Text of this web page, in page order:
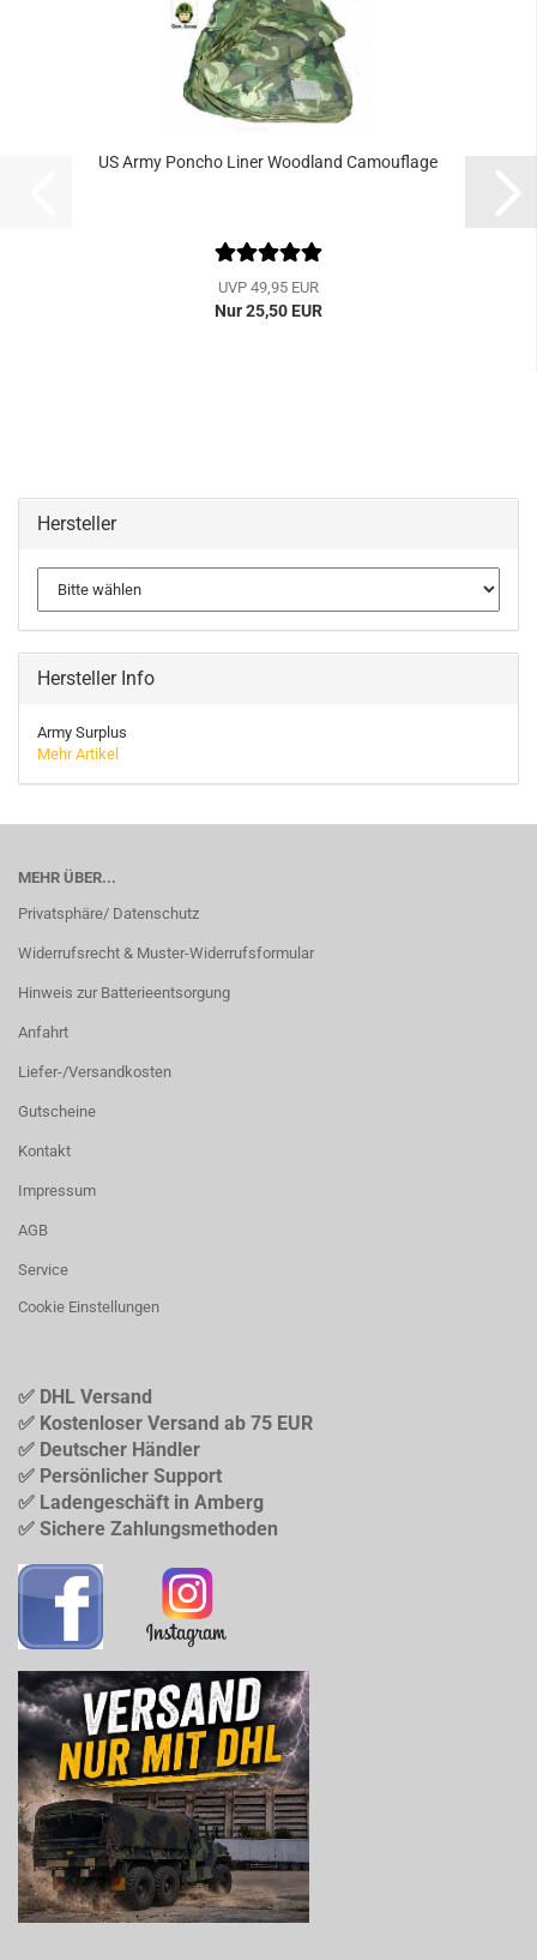
US Army Poncho Liner Woodland Camouflage
UVP 49,95 EUR
Nur 25,50 EUR
Hersteller
Hersteller Info
Army Surplus
Mehr Artikel
MEHR ÜBER...
Privatsphäre/ Datenschutz
Widerrufsrecht & Muster-Widerrufsformular
Hinweis zur Batterieentsorgung
Anfahrt
Liefer-/Versandkosten
Gutscheine
Kontakt
Impressum
AGB
Service
Cookie Einstellungen
✅ DHL Versand
✅ Kostenloser Versand ab 75 EUR
✅ Deutscher Händler
✅ Persönlicher Support
✅ Ladengeschäft in Amberg
✅ Sichere Zahlungsmethoden